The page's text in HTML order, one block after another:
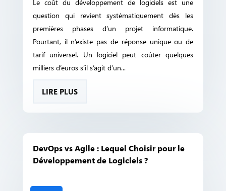
Le coût du développement de logiciels est une
question qui revient systématiquement dès les
premières phases d’un projet informatique.
Pourtant, il n’existe pas de réponse unique ou de
tarif universel. Un logiciel peut coûter quelques
milliers d’euros s’il s’agit d’un...
LIRE PLUS
DevOps vs Agile : Lequel Choisir pour le
Développement de Logiciels ?